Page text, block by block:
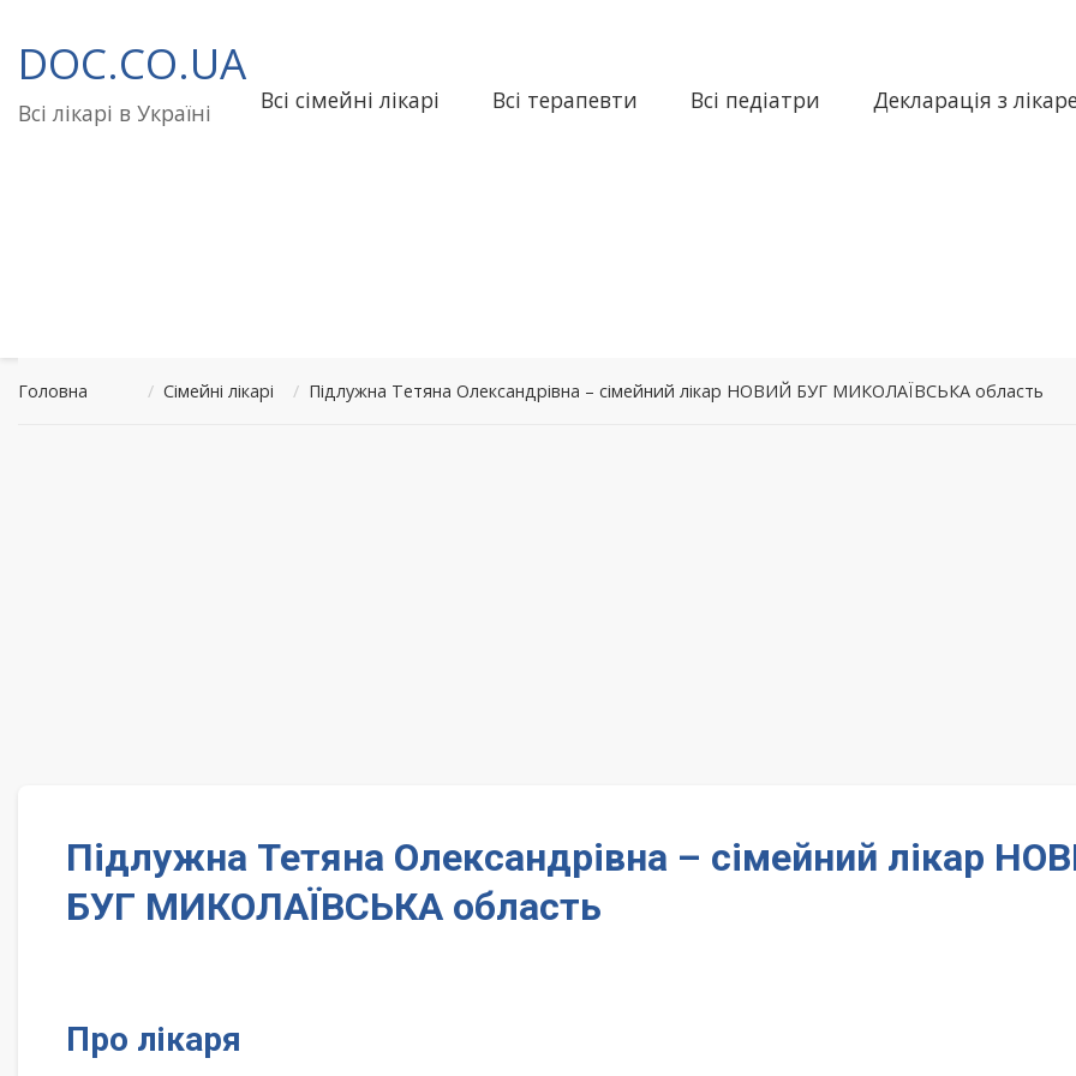
до
вмісту
DOC.CO.UA
Всі лікарі в Україні Всі сімейні лікарі Всі терапевти Всі педіатри Декларація з
Головна / Сімейні лікарі / Підлужна Тетяна Олександрівна – сімейний лікар НОВИЙ БУГ МИКОЛАЇВСЬКА область
Підлужна Тетяна Олександрівна – сімейний лікар
БУГ МИКОЛАЇВСЬКА область
Про лікаря